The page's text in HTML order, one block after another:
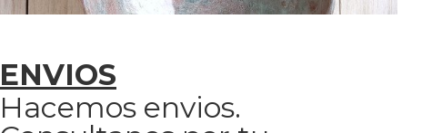
ENVIOS
Hacemos envios.